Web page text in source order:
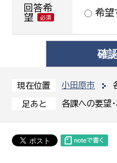
現在位置 小田原市
足あと 各課への要望
回答希
望
希望